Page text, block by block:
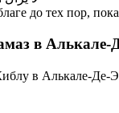
до тех пор,
в Алькале-
в Алькале-Де-